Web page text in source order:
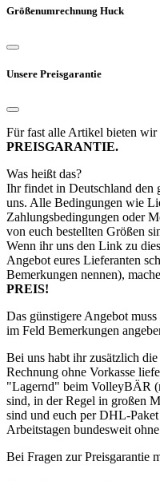
Größenumrechnung Huck
Unsere Preisgarantie
Für fast alle Artikel bieten wir
PREISGARANTIE.
Was heißt das?
Ihr findet in Deutschland den
uns. Alle Bedingungen wie
Zahlungsbedingungen oder
von euch bestellten Größen
Wenn ihr uns den Link zu
Angebot eures Lieferanten
Bemerkungen nennen),
PREIS!
Das günstigere Angebot
im Feld Bemerkungen
Bei uns habt ihr zusätzlich
Rechnung ohne Vorkasse
"Lagernd" beim VolleyBÄR
sind, in der Regel in großen
sind und euch per DHL-
Arbeitstagen bundesweit
Bei Fragen zur Preisgarantie